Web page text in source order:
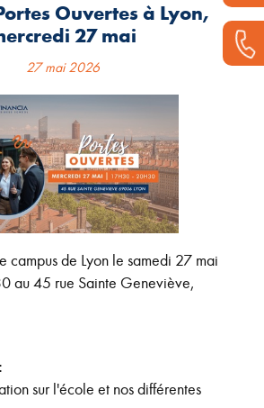
Ouvertes à Lyon,
27 mai
27 mai 2026
campus de Lyon le samedi 27 mai
au 45 rue Sainte Geneviève,
sur l'école et nos différentes